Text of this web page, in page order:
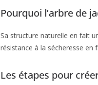
Pourquoi l’arbre de
Sa structure naturelle en fait
résistance à la sécheresse en
Les étapes pour